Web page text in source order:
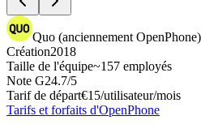
Quo (anciennement OpenPhone)
Création2018
Taille de l'équipe~157 employés
Note G24.7/5
Tarif de départ€15/utilisateur/mois
Tarifs et forfaits d'OpenPhone